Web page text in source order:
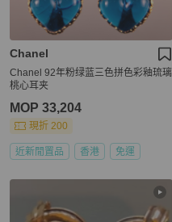
Chanel
Chanel 92年粉绿蓝三色拼色彩釉琉璃
桃心耳夹
MOP 33,204
現折 200
近新閒置品 香港 免運